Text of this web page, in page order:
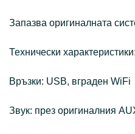
Запазва оригиналната
Технически характеристики:
Връзки: USB, вграден WiFi
Звук: през оригиналния